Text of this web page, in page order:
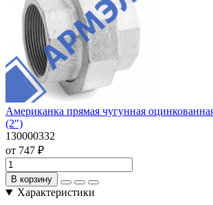
Американка прямая чугунная
(2")
130000332
от 747 ₽
В корзину
Характеристики